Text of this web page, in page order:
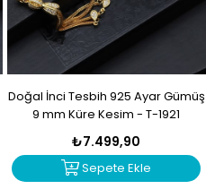
Doğal İnci Tesbih 925 Ayar Gümüş
9 mm Küre Kesim - T-1921
₺7.499,90
Sepete Ekle